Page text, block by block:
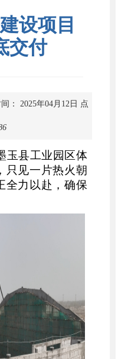
设项目
交付
： 2025年04月12日 点
县工业园区体
只见一片热火朝
全力以赴，确保